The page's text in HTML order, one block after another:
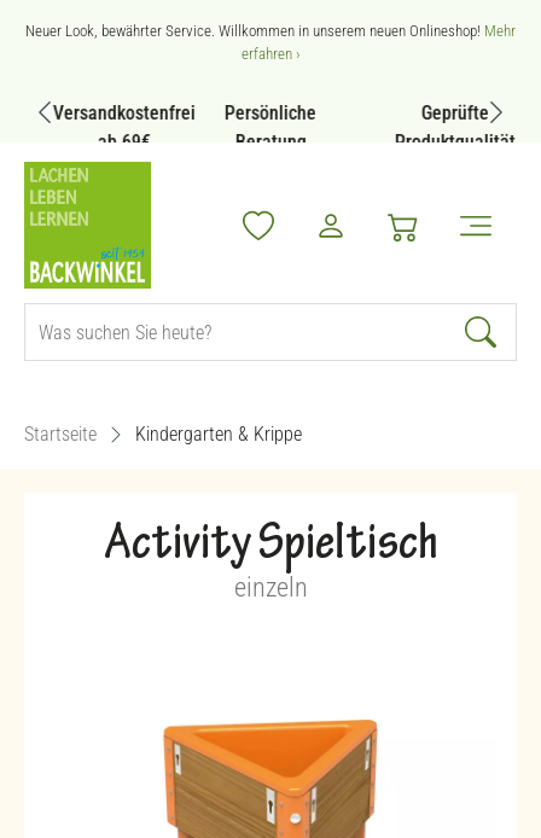
Zum Hauptinhalt springen
Neuer Look, bewährter Service. Willkommen in unserem neuen Onlineshop! Mehr
erfahren ›
Versandkostenfrei
ab 69€
Persönliche
Beratung
Geprüfte
Produktqualität
Startseite Kindergarten & Krippe
Activity Spieltisch
einzeln